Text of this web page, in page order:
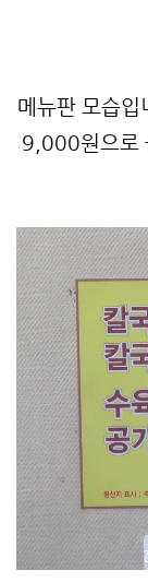
메뉴판 모습
9,000원으로